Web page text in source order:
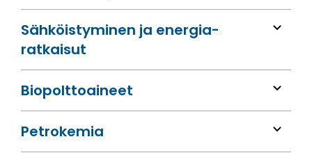
Sähköis­tyminen ja energia­
ratkaisut
Bio­polttoaineet
Petrokemia